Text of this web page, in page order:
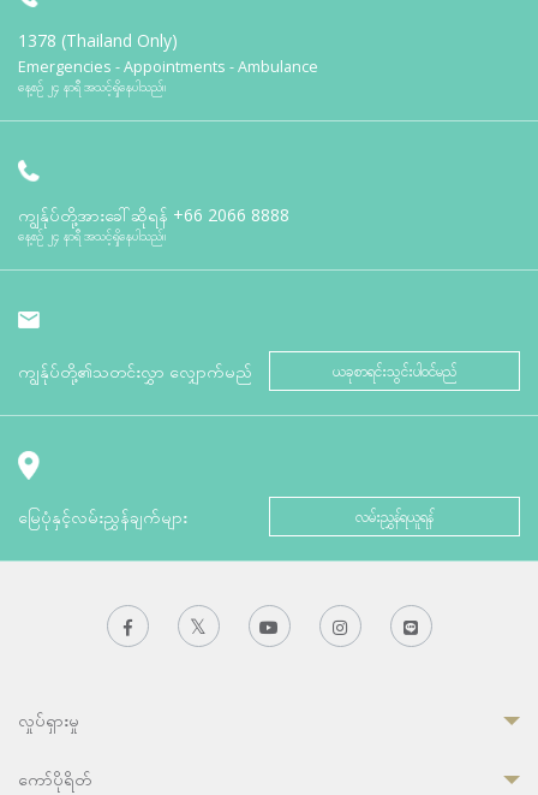
1378 (Thailand Only)
Emergencies - Appointments - Ambulance
နေ့စဉ် ၂၄ နာရီ အသင့်ရှိနေပါသည်။
ကျွန်ုပ်တို့အားခေါ်ဆိုရန် +66 2066 8888
နေ့စဉ် ၂၄ နာရီ အသင့်ရှိနေပါသည်။
ကျွန်ုပ်တို့၏သတင်းလွှာ လျှောက်မည် ယခုစာရင်းသွင်းပါဝင်မည်
မြေပုံနှင့်လမ်းညွှန်ချက်များ လမ်းညွှန်ရယူရန်
လှုပ်ရှားမှု
ကော်ပိုရိတ်